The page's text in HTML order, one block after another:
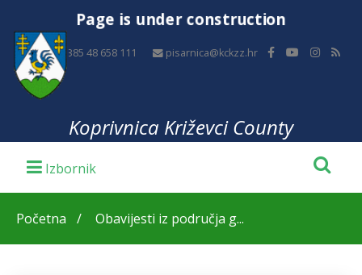
Page is under construction
+385 48 658 111 pisarnica@kckzz.hr
Koprivnica Križevci County
Početna Obavijesti iz područja g...